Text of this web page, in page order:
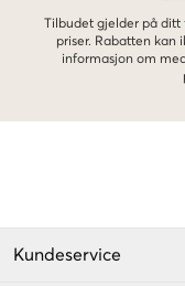
Tilbudet gjelder på ditt
priser. Rabatten kan
informasjon om
Kundeservice